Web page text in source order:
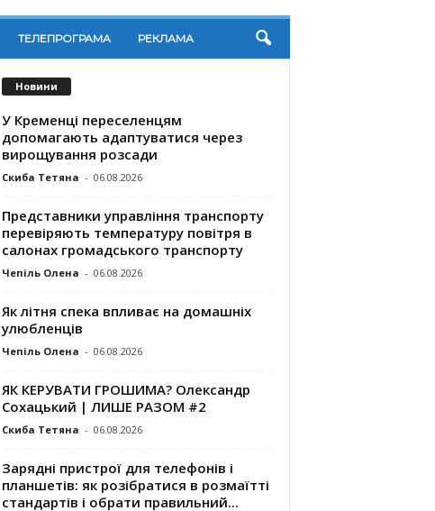
ТЕЛЕПРОГРАМА РЕКЛАМА
Новини
У Кременці переселенцям
допомагають адаптуватися через
вирощування розсади
Скиба Тетяна - 06.08.2026
Представники управління транспорту
перевіряють температуру повітря в
салонах громадського транспорту
Чепіль Олена - 06.08.2026
Як літня спека впливає на домашніх
улюбленців
Чепіль Олена - 06.08.2026
ЯК КЕРУВАТИ ГРОШИМА? Олександр
Сохацький | ЛИШЕ РАЗОМ #2
Скиба Тетяна - 06.08.2026
Зарядні пристрої для телефонів і
планшетів: як розібратися в розмаїтті
стандартів і обрати правильний...